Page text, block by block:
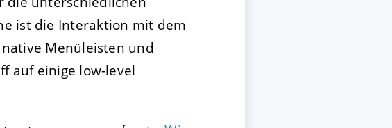
ist die Interaktion mit dem
Menüleisten und
auf einige low-level